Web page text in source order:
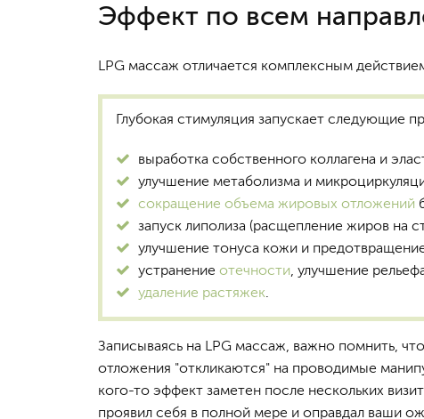
Эффект по всем
LPG массаж отличается комплексным
Глубокая стимуляция запускает следующие
выработка собственного коллагена и
улучшение метаболизма и
сокращение объема жировых отложений
запуск липолиза (расщепление жиров на
улучшение тонуса кожи и
устранение отечности , улучшение
удаление растяжек
Записываясь на LPG массаж, важно помнить,
отложения "откликаются" на проводимые
кого-то эффект заметен после нескольких
проявил себя в полной мере и оправдал ваши